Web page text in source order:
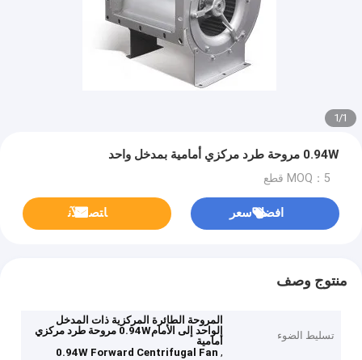
1
/
1
0.94W مروحة طرد مركزي أمامية بمدخل واحد
MOQ：5 قطع
افضل سعر ﺎﺘﺼﻟ ﺍﻶﻧ
منتوج وصف
تسليط الضوء
المروحة الطائرة المركزية ذات المدخل
الواحد إلى الأمام0.94W مروحة طرد مركزي
أمامية
,
0.94W Forward Centrifugal Fan